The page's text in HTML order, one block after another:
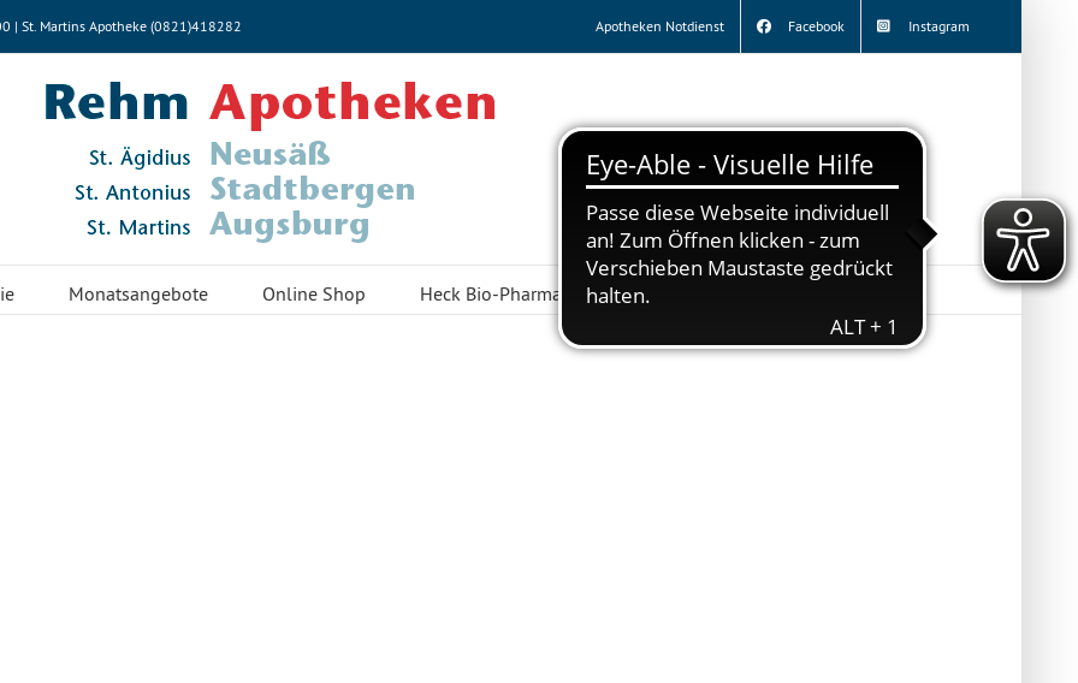
| St. Martins Apotheke (0821)418282 Apotheken Notdienst Facebook Instagram
Monatsangebote Online Shop Heck Bio-Pharma Standorte